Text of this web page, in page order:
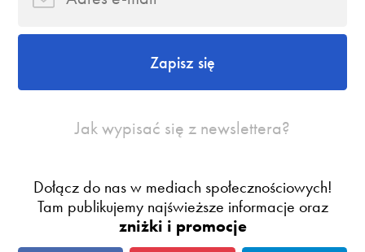
Zapisz się
Jak wypisać się z newslettera?
Dołącz do nas w mediach społecznościowych!
Tam publikujemy najświeższe informacje oraz
zniżki i promocje